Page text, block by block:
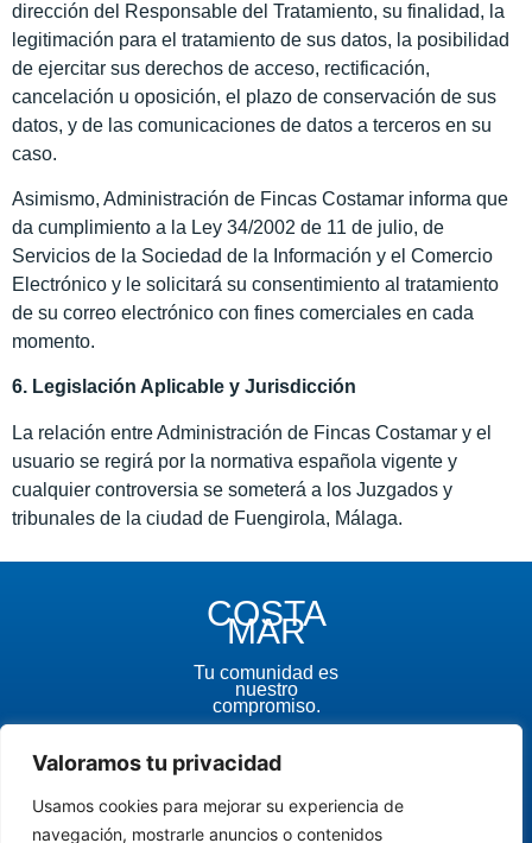
Valoramos tu privacidad
Usamos cookies para mejorar su experiencia de
navegación, mostrarle anuncios o contenidos
dirección del Responsable del Tratamiento, su finalidad, la
legitimación para el tratamiento de sus datos, la posibilidad
de ejercitar sus derechos de acceso, rectificación,
cancelación u oposición, el plazo de conservación de sus
datos, y de las comunicaciones de datos a terceros en su
caso.
Asimismo, Administración de Fincas Costamar informa que
da cumplimiento a la Ley 34/2002 de 11 de julio, de
Servicios de la Sociedad de la Información y el Comercio
Electrónico y le solicitará su consentimiento al tratamiento
de su correo electrónico con fines comerciales en cada
momento.
6. Legislación Aplicable y Jurisdicción
La relación entre Administración de Fincas Costamar y el
usuario se regirá por la normativa española vigente y
cualquier controversia se someterá a los Juzgados y
tribunales de la ciudad de Fuengirola, Málaga.
COSTA
MAR
Tu comunidad es
nuestro
compromiso.
Política de
Política de
cookies